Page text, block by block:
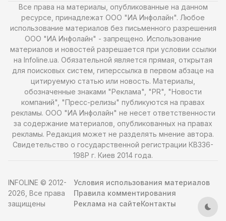
Все права на материалы, опубликованные на данном
ресурсе, принадлежат ООО "ИА Инфолайн". Любое
использование материалов без письменного разрешения
ООО "ИА Инфолайн" - запрещено. Использование
материалов и новостей разрешается при условии ссылки
на Infoline.ua. Обязательной является прямая, открытая
для поисковых систем, гиперссылка в первом абзаце на
цитируемую статью или новость. Материалы,
обозначенные знаками "Реклама", "PR", "Новости
компаний", "Пресс-релизы" публикуются на правах
рекламы. ООО "ИА Инфолайн" не несет ответственности
за содержание материалов, опубликованных на правах
рекламы. Редакция может не разделять мнение автора.
Свидетельство о государственной регистрации КВ336-
198Р г. Киев 2014 года.
INFOLINE © 2012-
2026, Все права
защищены
Условия использования материалов
Правила комментирования
Реклама на сайтеКонтакты